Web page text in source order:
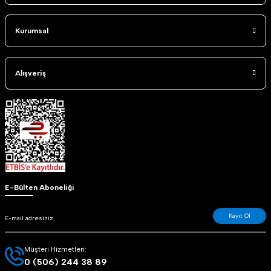
Kurumsal
Alışveriş
E-Bülten Aboneliği
Kayıt Ol
Müşteri Hizmetleri:
0 (506) 244 38 89